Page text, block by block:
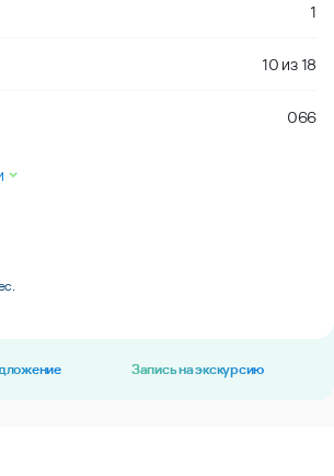
1
10 из18
066
Запись на экскурсию